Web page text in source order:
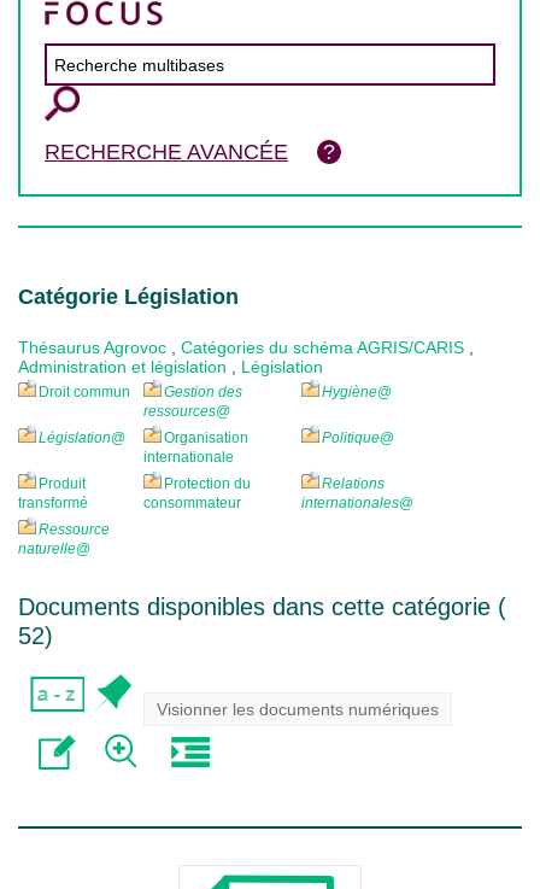
RECHERCHE AVANCÉE
Catégorie Législation
Thésaurus Agrovoc Catégories du schéma AGRIS/CARIS
Administration et législation
Législation
Droit commun
Gestion des
ressources@
Hygiène@
Législation@
Organisation
internationale
Politique@
Produit
transformé
Protection du
consommateur
Relations
internationales@
Ressource
naturelle@
Documents disponibles dans cette catégorie (
52)
Visionner les documents numériques